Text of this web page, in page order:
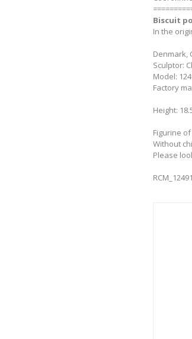
Biscuit
In the
Denmark,
Sculptor:
Model:
Factory
Height:
Figurine
Without
Please